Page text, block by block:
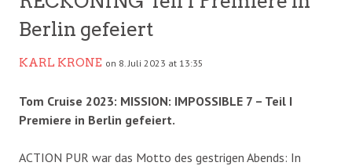
Berlin gefeiert
KARL KRONE on 8. Juli 2023 at 13:35
Tom Cruise 2023: MISSION: IMPOSSIBLE 7 – Teil I
Premiere in Berlin gefeiert.
ACTION PUR war das Motto des gestrigen Abends: In